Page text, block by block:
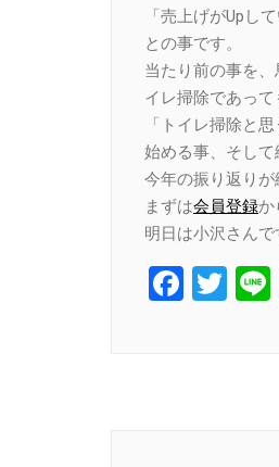
「売上げがUpし
との事です。
当たり前の事を
イレ掃除であっ
「トイレ掃除と
始める事、そして
今年の振り返り
まずは会員登録か
明日は小沢さんで